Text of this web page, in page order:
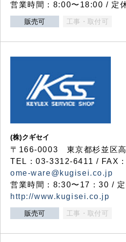
営業時間：8:00〜18:00 / 定
販売可 工事・取付可
(株)クギセイ
〒166-0003 東京都杉並区
TEL：03-3312-6411 / FAX
ome-ware@kugisei.co.jp
営業時間：8:30〜17：30 /
http://www.kugisei.co.jp
販売可 工事・取付可